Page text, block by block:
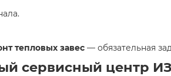
тепловых завес — обязательная
сервисный центр